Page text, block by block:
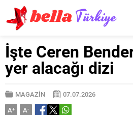
İşte Ceren
yer alacağı dizi
MAGAZİN
07.07.2026
A+ A-